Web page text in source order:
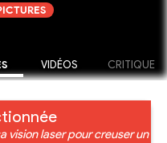
VIDÉOS CRITIQUE
vision laser pour creuser un